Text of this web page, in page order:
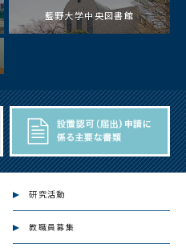
藍野大学中央図書館
研究活動
教職員募集